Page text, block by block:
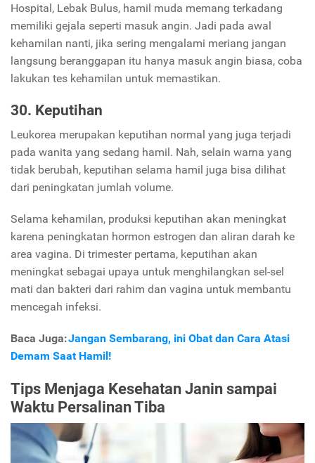
Hospital, Lebak Bulus, hamil muda memang terkadang
memiliki gejala seperti masuk angin. Jadi pada awal
kehamilan nanti, jika sering mengalami meriang jangan
langsung beranggapan itu hanya masuk angin biasa, coba
lakukan tes kehamilan untuk memastikan.
30. Keputihan
Leukorea merupakan keputihan normal yang juga terjadi
pada wanita yang sedang hamil. Nah, selain warna yang
tidak berubah, keputihan selama hamil juga bisa dilihat
dari peningkatan jumlah volume.
Selama kehamilan, produksi keputihan akan meningkat
karena peningkatan hormon estrogen dan aliran darah ke
area vagina. Di trimester pertama, keputihan akan
meningkat sebagai upaya untuk menghilangkan sel-sel
mati dan bakteri dari rahim dan vagina untuk membantu
mencegah infeksi.
Baca Juga:Jangan Sembarang, ini Obat dan Cara Atasi
Demam Saat Hamil!
Tips Menjaga Kesehatan Janin sampai
Waktu Persalinan Tiba